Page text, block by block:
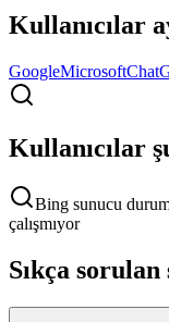
Kullanıcılar
GoogleMicrosoft
Kullanıcılar
Bing sunucu
çalışmıyor
Sıkça